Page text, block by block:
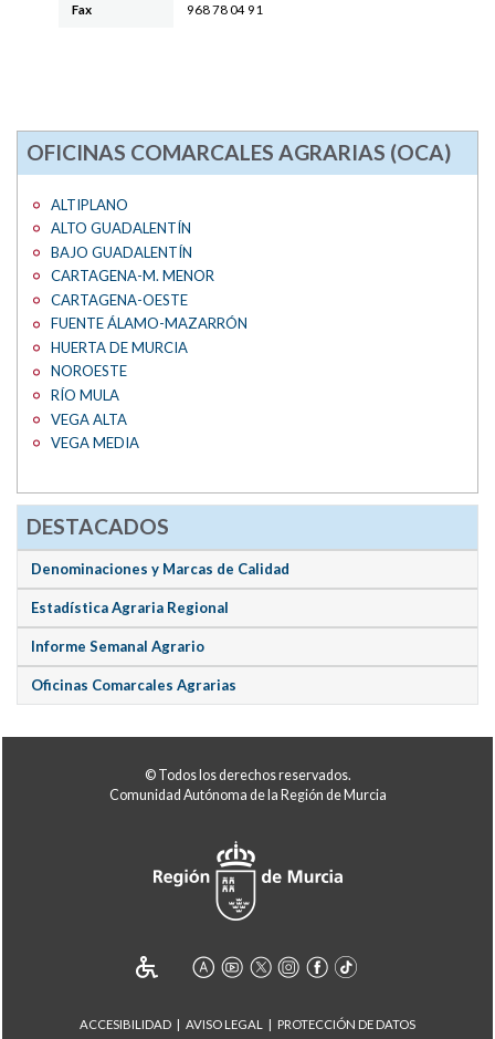
Fax 968 78 04 91
OFICINAS COMARCALES AGRARIAS (OCA)
ALTIPLANO
ALTO GUADALENTÍN
BAJO GUADALENTÍN
CARTAGENA-M. MENOR
CARTAGENA-OESTE
FUENTE ÁLAMO-MAZARRÓN
HUERTA DE MURCIA
NOROESTE
RÍO MULA
VEGA ALTA
VEGA MEDIA
DESTACADOS
Denominaciones y Marcas de Calidad
Estadística Agraria Regional
Informe Semanal Agrario
Oficinas Comarcales Agrarias
© Todos los derechos reservados.
Comunidad Autónoma de la Región de Murcia
ACCESIBILIDAD AVISO LEGAL PROTECCIÓN DE DATOS